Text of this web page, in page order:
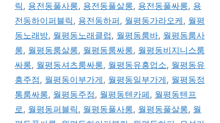
릭 , 용전동풀사롱, 용전동풀살롱, 용전동풀싸롱, 용
전동하이퍼블릭 , 용전동하퍼 , 월평동가라오케 , 월평
동노래방, 월평동노래클럽 , 월평동룸바, 월평동룸사
롱, 월평동룸살롱, 월평동룸싸롱, 월평동비지니스룸
싸롱, 월평동셔츠룸싸롱, 월평동유흥업소, 월평동유
흥주점 , 월평동이부가게 , 월평동일부가게 , 월평동정
통룸싸롱, 월평동주점 , 월평동텐카페 , 월평동텐프
로 , 월평동퍼블릭 , 월평동풀사롱, 월평동풀살롱, 월